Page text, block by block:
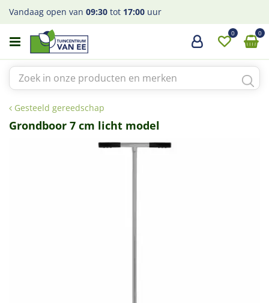
a
Gesteeld gereedschap
Vandaag open van 09:30 tot 17:00 uur
Grondboor 7 cm licht model